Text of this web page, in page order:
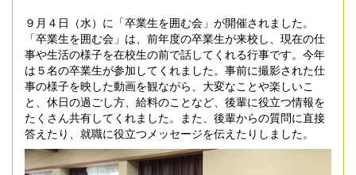
９月４日（水）に「卒業生を囲む会」が開催されました。
「卒業生を囲む会」は、前年度の卒業生が来校し、現在の仕
事や生活の様子を在校生の前で話してくれる行事です。今年
は５名の卒業生が参加してくれました。事前に撮影された仕
事の様子を映した動画を観ながら、大変なことや楽しいこ
と、休日の過ごし方、給料のことなど、後輩に役立つ情報を
たくさん共有してくれました。また、後輩からの質問に直接
答えたり、就職に役立つメッセージを伝えたりしました。